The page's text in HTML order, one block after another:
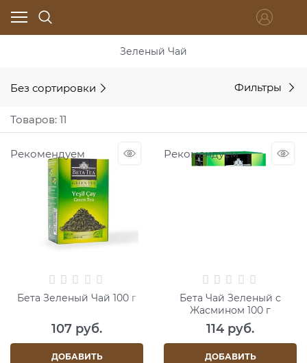
Зеленый Чай
Без сортировки Фильтры
Товаров: 11
Рекомендуем
Бета Зеленый Чай 100 г
107 руб.
ДОБАВИТЬ
Рекомендуем
Бета Чай Зеленый с
Жасмином 100 г
114 руб.
ДОБАВИТЬ